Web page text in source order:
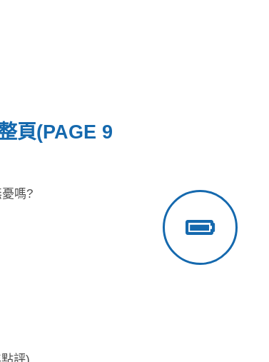
頁(PAGE 9
嗎?